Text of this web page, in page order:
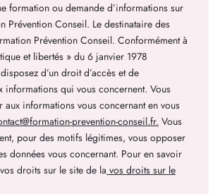
formation ou demande d’informations sur
Prévention Conseil. Le destinataire des
Prévention Conseil. Conformément à
et libertés » du 6 janvier 1978
d’un droit d’accès et de
informations qui vous concernent. Vous
aux informations vous concernant en vous
prevention-conseil.fr. Vous
pour des motifs légitimes, vous opposer
données vous concernant. Pour en savoir
droits sur le site de la vos droits sur le